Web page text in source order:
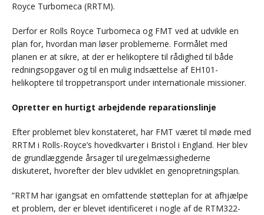
Royce Turbomeca (RRTM).
Derfor er Rolls Royce Turbomeca og FMT ved at udvikle en
plan for, hvordan man løser problemerne. Formålet med
planen er at sikre, at der er helikoptere til rådighed til både
redningsopgaver og til en mulig indsættelse af EH101-
helikoptere til troppetransport under internationale missioner.
Opretter en hurtigt arbejdende reparationslinje
Efter problemet blev konstateret, har FMT været til møde med
RRTM i Rolls-Royce’s hovedkvarter i Bristol i England. Her blev
de grundlæggende årsager til uregelmæssighederne
diskuteret, hvorefter der blev udviklet en genopretningsplan.
”RRTM har igangsat en omfattende støtteplan for at afhjælpe
et problem, der er blevet identificeret i nogle af de RTM322-